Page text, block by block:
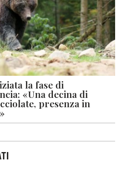
la fase di
«Una decina di
presenza in